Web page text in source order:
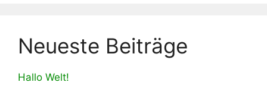
Neueste Beiträge
Hallo Welt!